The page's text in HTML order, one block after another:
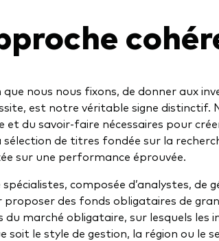
nous nous fixons, de donner aux
est notre véritable signe distinctif.
et du savoir-faire nécessaires pour
sélection de titres fondée sur la
sur une performance éprouvée.
composée d’analystes, de
proposer des fonds obligataires de
marché obligataire, sur lesquels les
soit le style de gestion, la région ou le